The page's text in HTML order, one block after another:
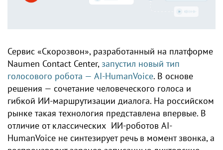
Сервис «Скорозвон», разработанный на платформе
Naumen Contact Center,запустил новый тип
голосового робота — AI-HumanVoice. В основе
решения — сочетание человеческого голоса и
гибкой ИИ-маршрутизации диалога. На российском
рынке такая технология представлена впервые. В
отличие от классических ИИ-роботов AI-
HumanVoice не синтезирует речь в момент звонка, а